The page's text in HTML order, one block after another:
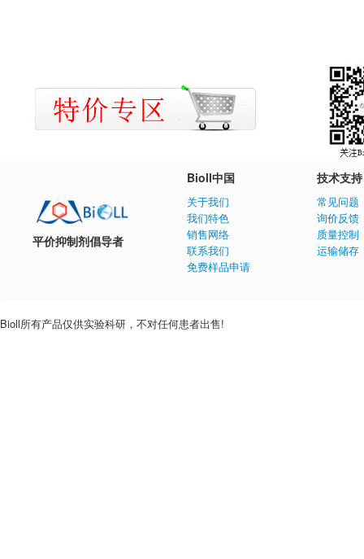
平价抑制剂倡导者
Bioll中国
关于我们
我们特色
销售网络
联系我们
免费样品申请
技术支持
常见问题
询价反馈
质量控制
运输储存
Bioll所有产品仅供实验科研，不对任何患者出售!